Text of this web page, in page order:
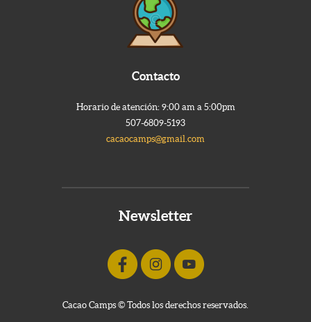
Contacto
Horario de atención: 9:00 am a 5:00pm
507-6809-5193
cacaocamps@gmail.com
Newsletter
Cacao Camps © Todos los derechos reservados.